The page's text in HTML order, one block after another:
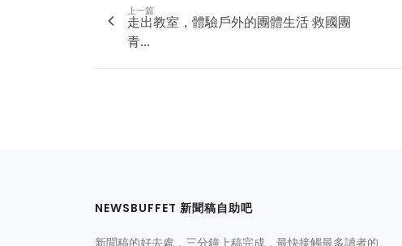
上一篇
走出教室，體驗戶外的團體生活 救國團
青...
NEWSBUFFET 新聞稿自助吧